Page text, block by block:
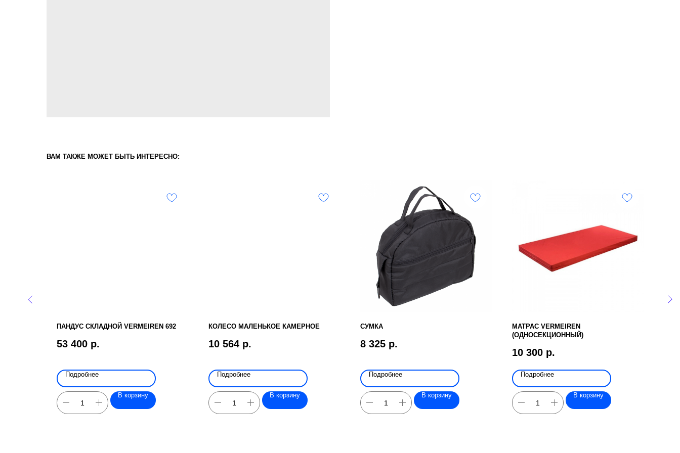
ВАМ ТАКЖЕ МОЖЕТ БЫТЬ ИНТЕРЕСНО:
ПАНДУС СКЛАДНОЙ VERMEIREN 692
53 400 р.
Подробнее
В корзину
КОЛЕСО МАЛЕНЬКОЕ КАМЕРНОЕ
10 564 р.
Подробнее
В корзину
СУМКА
8 325 р.
Подробнее
В корзину
МАТРАС VERMEIREN
(ОДНОСЕКЦИОННЫЙ)
10 300 р.
Подробнее
В корзину